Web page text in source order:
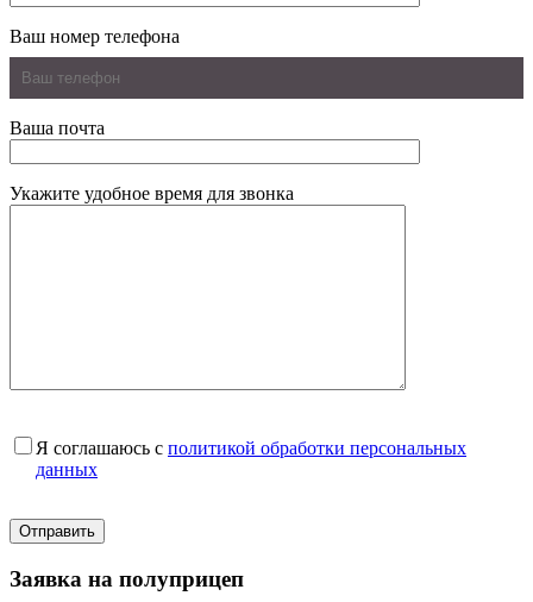
Ваш номер телефона
Ваша почта
Укажите удобное время для звонка
Я соглашаюсь с политикой обработки персональных
данных
Заявка на полуприцеп